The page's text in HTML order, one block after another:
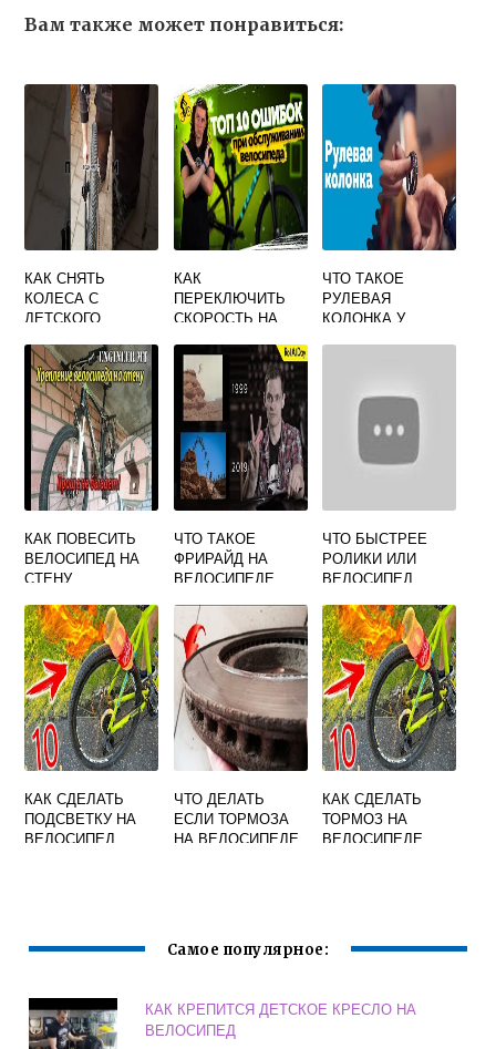
Вам также может понравиться:
КАК СНЯТЬ
КОЛЕСА С
ДЕТСКОГО
КОЛЕСНОГО
КАК
ПЕРЕКЛЮЧИТЬ
СКОРОСТЬ НА
ЕСЛИ СЛОМАН
ПЕРЕКЛЮЧАТЕЛЬ
ЧТО ТАКОЕ
РУЛЕВАЯ
КОЛОНКА У
КАК ПОВЕСИТЬ
ВЕЛОСИПЕД НА
СТЕНУ
ЧТО ТАКОЕ
ФРИРАЙД НА
ВЕЛОСИПЕДЕ
ЧТО БЫСТРЕЕ
РОЛИКИ ИЛИ
ВЕЛОСИПЕД
КАК СДЕЛАТЬ
ПОДСВЕТКУ НА
ВЕЛОСИПЕД
ЧТО ДЕЛАТЬ
ЕСЛИ ТОРМОЗА
НА ВЕЛОСИПЕДЕ
КАК СДЕЛАТЬ
ТОРМОЗ НА
ВЕЛОСИПЕДЕ
Самое популярное:
КАК КРЕПИТСЯ ДЕТСКОЕ КРЕСЛО НА
ВЕЛОСИПЕД